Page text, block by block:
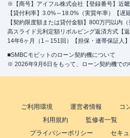
※【商号】アイフル株式会社【登録番号】近
【貸付利率】3.0%～18.0%（実質年率）【遅
【契約限度額または貸付金額】800万円以内
高スライド元利定額リボルビング返済方式【
14年6ヶ月（1～151回）【担保・連帯保証人
■SMBCモビットのローン契約機について
※ 2026年9月6日をもって、ローン契約機での
ご利用環境 運営者情報
コ
利用規約
監修者一覧
プライバシーポリシー
セキ